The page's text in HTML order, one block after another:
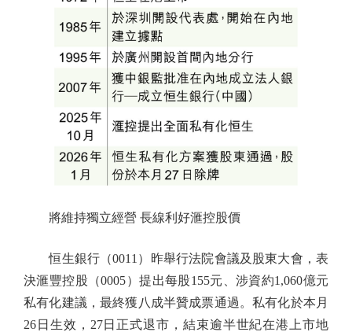
將維持獨立經營 長線利好滙控股價
恒生銀行（0011）昨舉行法院會議及股東大會，表
決滙豐控股（0005）提出每股155元、涉資約1,060億元
私有化建議，最終獲八成半贊成票通過。私有化於本月
26日生效，27日正式退市，結束逾半世紀在港上市地